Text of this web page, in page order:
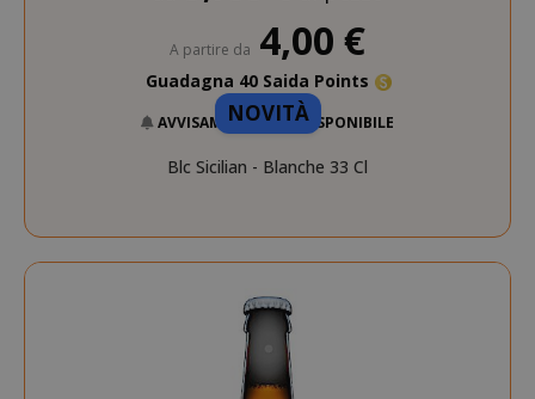
NOVITÀ
A partire da 4,00 €
Guadagna 40 Saida Points
AVVISAMI QUANDO DISPONIBILE
Blc Sicilian - Blanche 33 Cl